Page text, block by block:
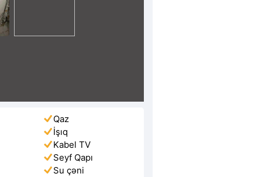
Qaz
İşıq
Kabel TV
Seyf Qapı
Su çəni